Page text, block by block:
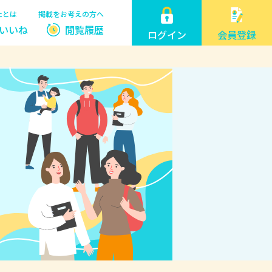
とは 掲載をお考えの方へ
いね 閲覧履歴 ログイン 会員登録